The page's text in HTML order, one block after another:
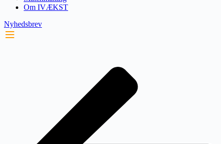
Om IVÆKST
Nyhedsbrev